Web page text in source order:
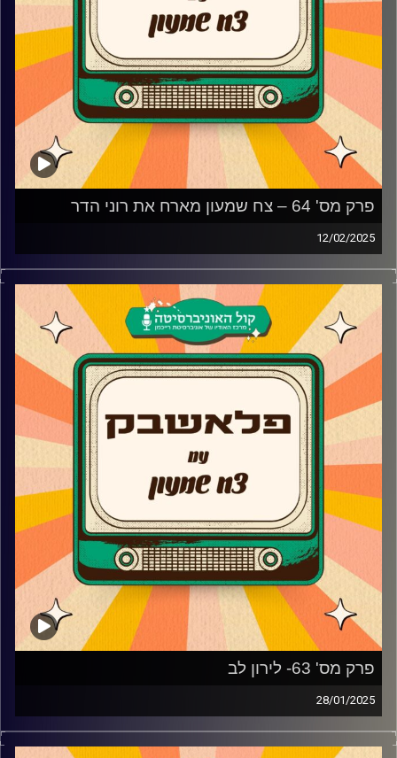
פרק מס' 64 – צח שמעון מארח את רוני הדר
12/02/2025
רוני הדר מגיעה לאולפן פלאשבק!
השחקנית והתסריטאית מגיעה לאולפן פלאשבק ומספרת איך
הגיע האודישן לעונה השלישית והאחרונה של האי, איך התגובות
על התפקיד באי מתקשרות לפוליטיקה, החיים הפוליטיים, איזה
רגע בקריירה היא הכי גאה בו ומה זה מבחינתה שחקן?
קרדיט תמונות:AudioVersity
פרק מס' 63- לירון לב
28/01/2025
לירון לב מגיע לאולפן פלאשבק!